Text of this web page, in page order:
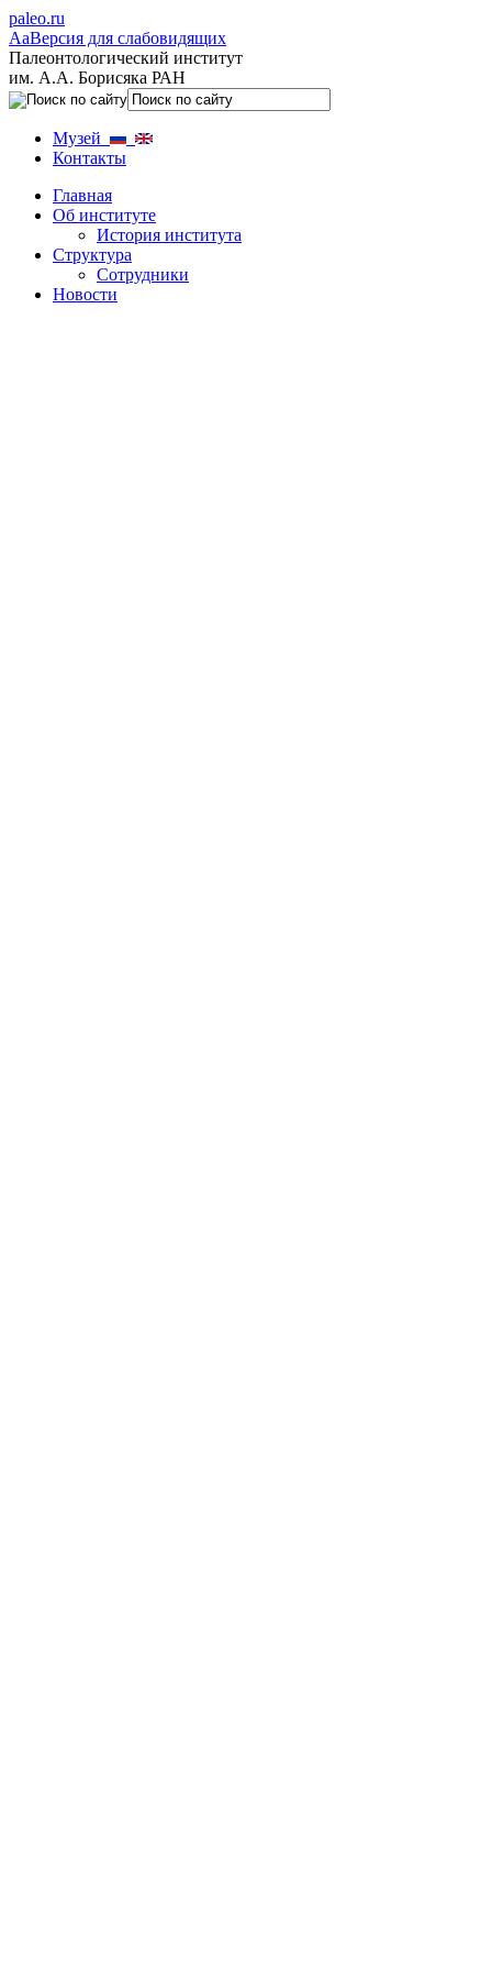
paleo.ru
AaВерсия для слабовидящих
Палеонтологический институт
им. А.А. Борисяка РАН
Музей
Контакты
Главная
Об институте
История института
Структура
Сотрудники
Новости